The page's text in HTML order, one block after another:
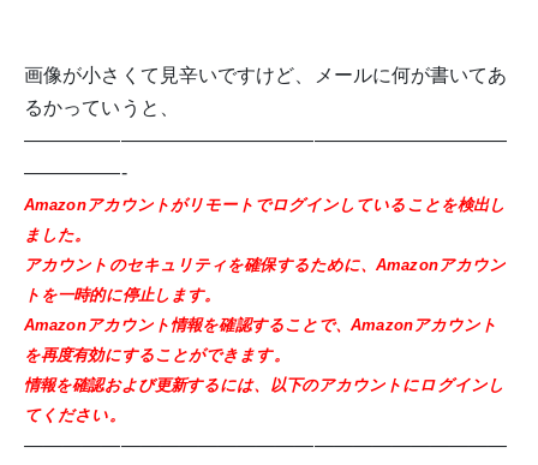
画像が小さくて見辛いですけど、メールに何が書いてあ
るかっていうと、
—————————————————————————
—————-
Amazonアカウントがリモートでログインしていることを検出し
ました。
アカウントのセキュリティを確保するために、Amazonアカウン
トを一時的に停止します。
Amazonアカウント情報を確認することで、Amazonアカウント
を再度有効にすることができます。
情報を確認および更新するには、以下のアカウントにログインし
てください。
—————————————————————————